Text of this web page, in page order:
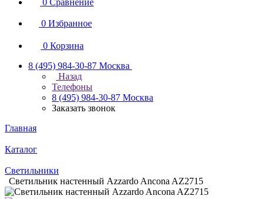
0 Сравнение
0 Избранное
0 Корзина
8 (495) 984-30-87 Москва
Назад
Телефоны
8 (495) 984-30-87 Москва
Заказать звонок
Главная
Каталог
Светильники
Светильник настенный Azzardo Ancona AZ2715